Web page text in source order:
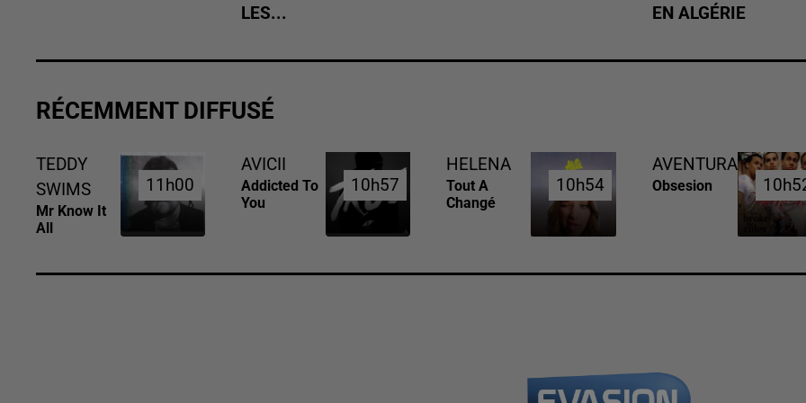
LES...
EN ALGÉRIE
RÉCEMMENT DIFFUSÉ
TEDDY
SWIMS
Mr Know It
All
11h00
11h00
AVICII
Addicted To
You
10h57
10h57
HELENA
Tout A
Changé
10h54
10h54
AVENTURA
Obsesion